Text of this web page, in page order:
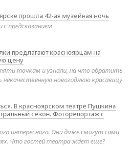
прошла 42-ая музейная ночь
с предсказанием
предлагают красноярцам на
цену
пяти точкам и узнали, на что обратить
новогоднюю красавицу
В красноярском театре Пушкина
сезон. Фоторепортаж с
интересного. Они даже смогут сами
Что гостей театра ждет еще?